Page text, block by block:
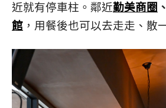
近就有停車柱。鄰近勤美商圈 、
館 ，用餐後也可以去走走、散